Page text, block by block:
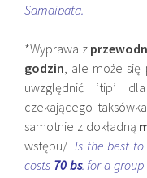
Samaipata.
*Wyprawa z
godzin, ale może się
uwzględnić ‘tip’
czekającego
samotnie z dokładną
wstępu/ Is the best
costs 70 bs. for a